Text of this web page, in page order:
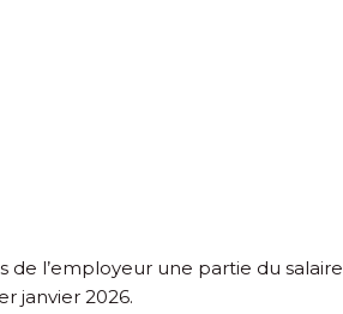
l’employeur une partie du salaire
er janvier 2026.